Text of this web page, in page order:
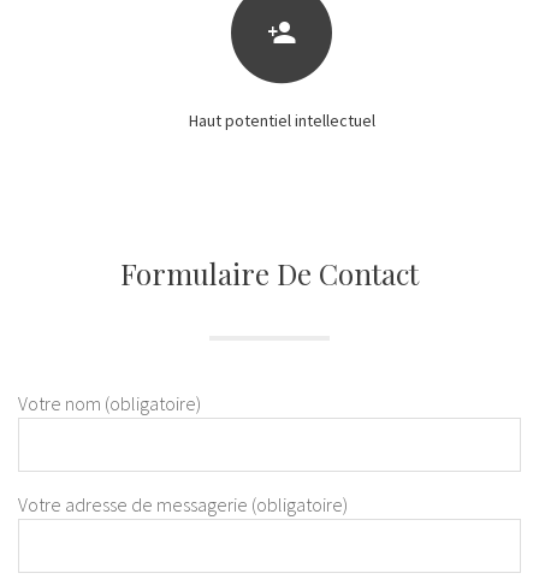
Haut potentiel intellectuel
Formulaire De Contact
Votre nom (obligatoire)
Votre adresse de messagerie (obligatoire)